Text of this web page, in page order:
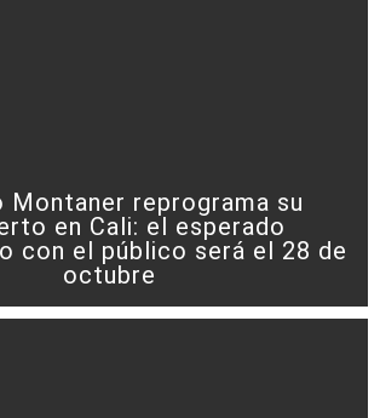
Montaner reprograma su
en Cali: el esperado
con el público será el 28 de
octubre